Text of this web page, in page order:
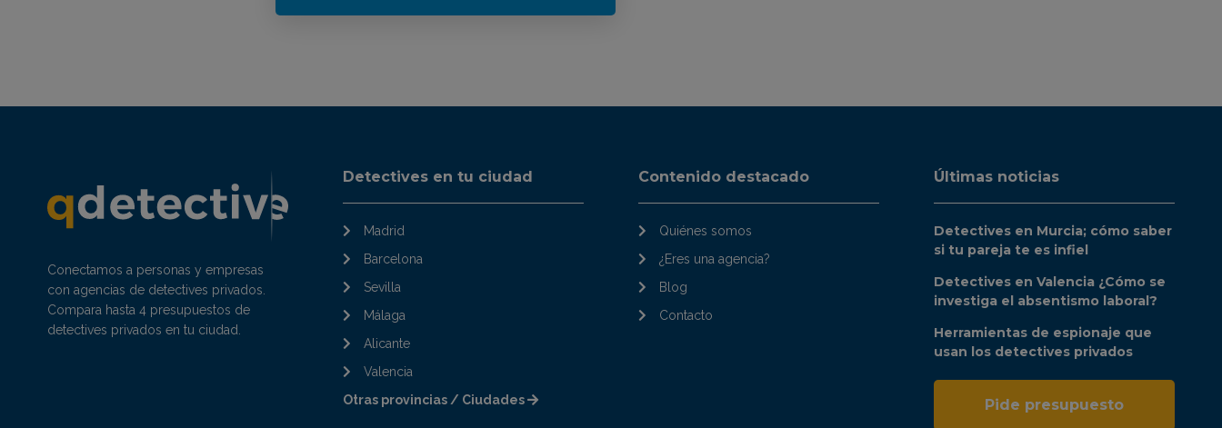
Conectamos a personas y empresas
con agencias de detectives privados.
Compara hasta 4 presupuestos de
detectives privados en tu ciudad.
Detectives en tu ciudad
Madrid
Barcelona
Sevilla
Málaga
Alicante
Valencia
Otras provincias / Ciudades
Contenido destacado
Quiénes somos
¿Eres una agencia?
Blog
Contacto
Últimas noticias
Detectives en Murcia; cómo saber
si tu pareja te es infiel
Detectives en Valencia ¿Cómo se
investiga el absentismo laboral?
Herramientas de espionaje que
usan los detectives privados
Pide presupuesto